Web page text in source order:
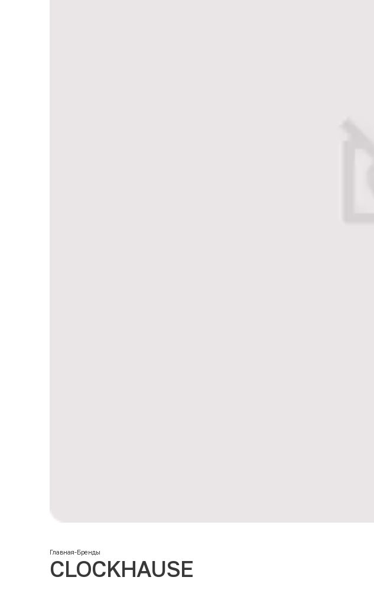
Главная-Бренды
CLOCKHAUSE